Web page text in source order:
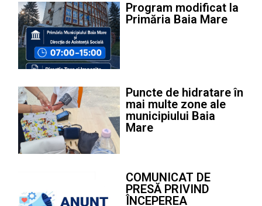
Program modificat la
Primăria Baia Mare
Puncte de hidratare în
mai multe zone ale
municipiului Baia
Mare
COMUNICAT DE
PRESĂ PRIVIND
ÎNCEPEREA